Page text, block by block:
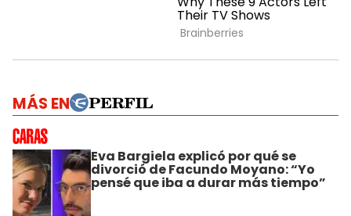
MÁS EN
Eva Bargiela explicó por qué se
divorció de Facundo Moyano: “Yo
pensé que iba a durar más tiempo”